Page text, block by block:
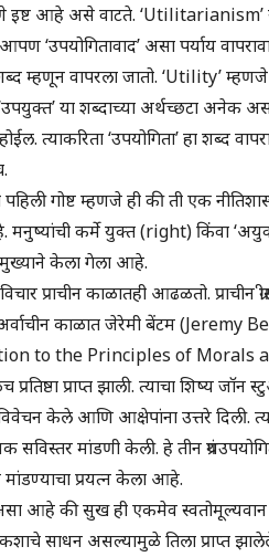
आहे असे वाटते. ‘Utilitarianism’
आपण ‘उपयोगितावाद’ असा पर्याय
म्हणून वापरला जातो. ‘Utility’
या शब्दाच्या अर्थच्छटा अनेक
त्याकरिता ‘उपयोगिता’ हा शब्द
पहिली गोष्ट म्हणजे ही की ती एक
मनुष्यांची कर्मे युक्त (right) किंवा
केला गेला आहे.
प्राचीन काळातही आढळतो.
काळात जेरेमी बेंटम (Jeremy
to the Principles of Morals and
प्रतिष्ठा प्राप्त झाली. त्याचा शिष्य
केले आणि आक्षेपांना उत्तरे दिली.
सविस्तर मांडणी केली. हे तीन
प्रयत्न केला आहे.
आहे की सुख ही एकमेव स्वतोमूल्यवान
साधन असल्यामुळे तिला प्राप्त